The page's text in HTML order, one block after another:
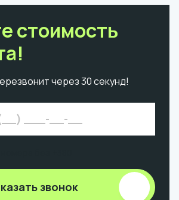
стоимость
через 30 секунд!
звонок